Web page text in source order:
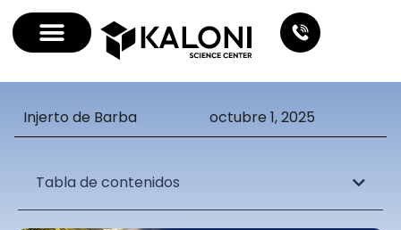
Injerto de Barba octubre 1, 2025
Tabla de contenidos